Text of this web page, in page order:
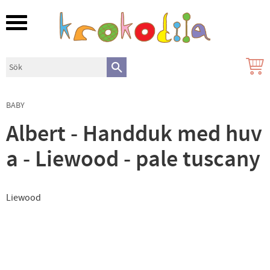
Meny
BABY
Albert - Handduk med huv
a - Liewood - pale tuscany
Liewood